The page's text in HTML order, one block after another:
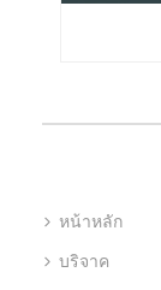
หน้าหลัก
บริจาค